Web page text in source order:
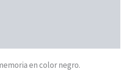
en color negro.